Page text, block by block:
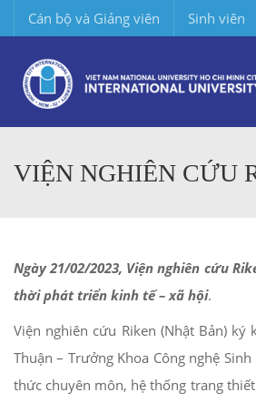
Cán bộ và Giảng viên Sinh viên
VIỆN NGHIÊN CỨU
Ngày 21/02/2023, Viện nghiên cứu
thời phát triển kinh tế – xã hội.
Viện nghiên cứu Riken (Nhật Bản)
Thuận – Trưởng Khoa Công nghệ
thức chuyên môn, hệ thống trang